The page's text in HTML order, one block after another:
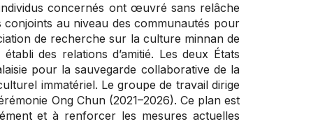
concernés ont œuvré sans relâche
au niveau des communautés pour
de recherche sur la culture minnan de
des relations d’amitié. Les deux États
pour la sauvegarde collaborative de la
immatériel. Le groupe de travail dirige
Ong Chun (2021–2026). Ce plan est
et à renforcer les mesures actuelles